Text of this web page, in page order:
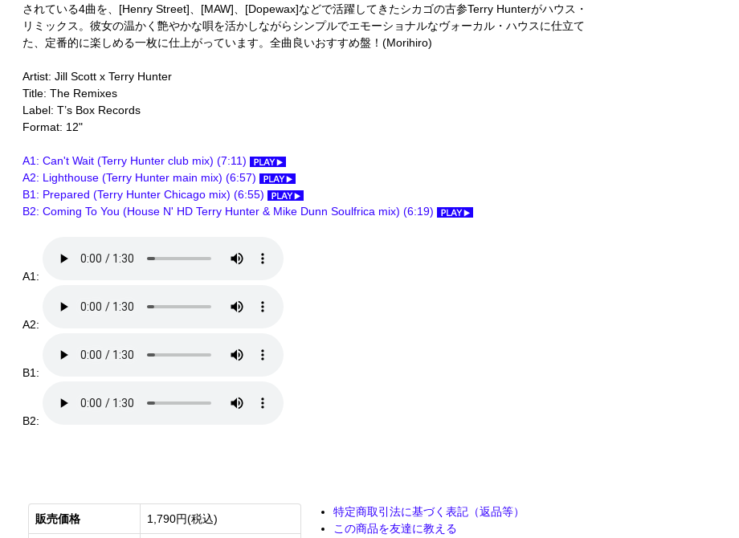
されている4曲を、[Henry Street]、[MAW]、[Dopewax]などで活躍してきたシカゴの古参Terry Hunterがハウス・
リミックス。彼女の温かく艶やかな唄を活かしながらシンプルでエモーショナルなヴォーカル・ハウスに仕立て
た、定番的に楽しめる一枚に仕上がっています。全曲良いおすすめ盤！(Morihiro)
Artist: Jill Scott x Terry Hunter
Title: The Remixes
Label: T’s Box Records
Format: 12"
A1: Can't Wait (Terry Hunter club mix) (7:11)
A2: Lighthouse (Terry Hunter main mix) (6:57)
B1: Prepared (Terry Hunter Chicago mix) (6:55)
B2: Coming To You (House N' HD Terry Hunter & Mike Dunn Soulfrica mix) (6:19)
A1:
A2:
B1:
B2:
販売価格 1,790円(税込)
特定商取引法に基づく表記（返品等）
この商品を友達に教える